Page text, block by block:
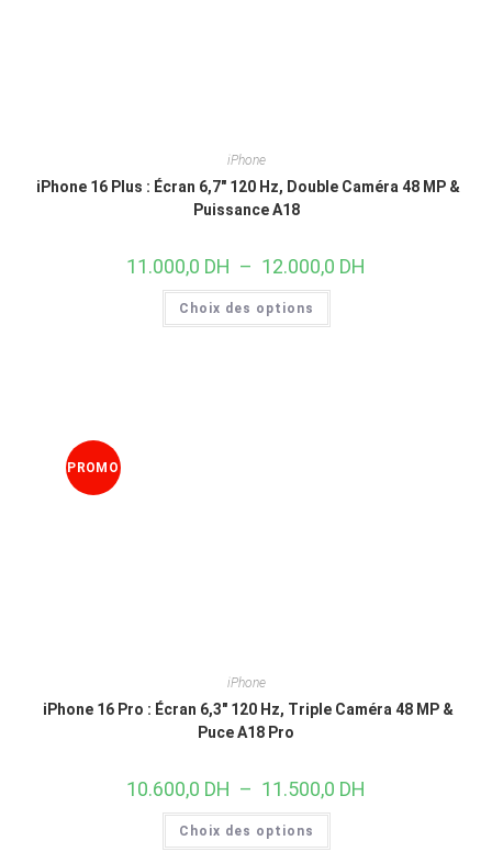
iPhone
iPhone 16 Plus : Écran 6,7″ 120 Hz, Double Caméra 48 MP &
Puissance A18
11.000,0 DH – 12.000,0 DH
Choix des options
PROMO
iPhone
iPhone 16 Pro : Écran 6,3″ 120 Hz, Triple Caméra 48 MP &
Puce A18 Pro
10.600,0 DH – 11.500,0 DH
Choix des options